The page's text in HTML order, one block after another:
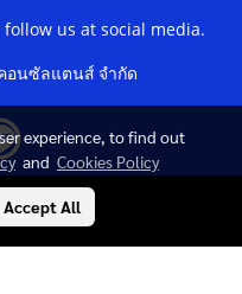
us at social media.
อนซัลแตนส์ จำกัด
experience, to find out
and Cookies Policy
Accept All